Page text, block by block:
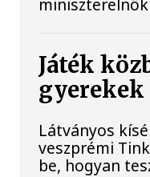
Játék
gyerekek
Látványos
veszprémi
be, hogyan